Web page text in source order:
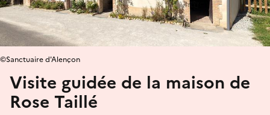
Visite guidée de la maison de
Rose Taillé
©Sanctuaire d'Alençon